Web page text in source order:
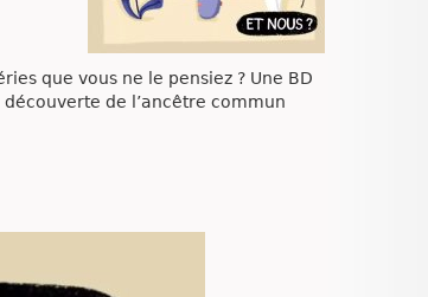
que vous ne le pensiez ? Une BD
de l’ancêtre commun